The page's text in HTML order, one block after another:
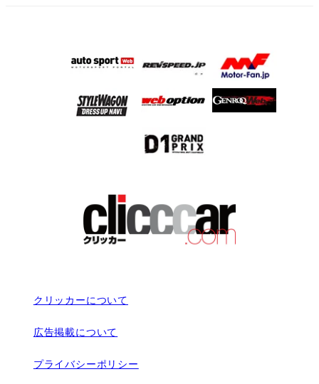
クリッカーについて
広告掲載について
プライバシーポリシー